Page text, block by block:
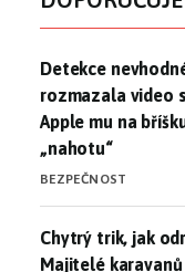
Detekce
Detekce
rozmazala video
Apple mu na
„nahotu“
BEZPEČNOST
Chytrý trik, jak
Chytrý trik, jak
Majitelé